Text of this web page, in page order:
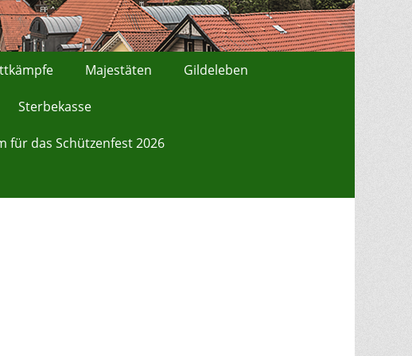
Majestäten Gildeleben
Sterbekasse
für das Schützenfest 2026